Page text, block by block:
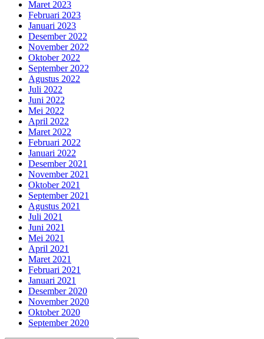
Maret 2023
Februari 2023
Januari 2023
Desember 2022
November 2022
Oktober 2022
September 2022
Agustus 2022
Juli 2022
Juni 2022
Mei 2022
April 2022
Maret 2022
Februari 2022
Januari 2022
Desember 2021
November 2021
Oktober 2021
September 2021
Agustus 2021
Juli 2021
Juni 2021
Mei 2021
April 2021
Maret 2021
Februari 2021
Januari 2021
Desember 2020
November 2020
Oktober 2020
September 2020